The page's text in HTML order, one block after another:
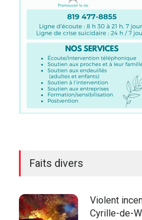
Faits divers
Violent
Cyrille-de-